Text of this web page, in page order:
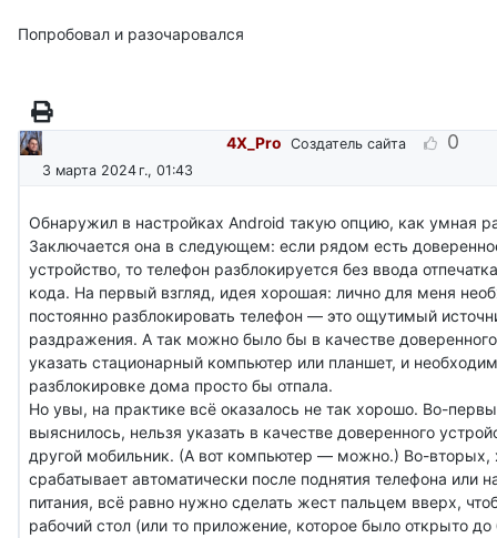
Попробовал и разочаровался
4X_Pro Создатель сайта 0
3 марта 2024 г., 01:43
Обнаружил в настройках Android такую опцию, как умная
Заключается она в следующем: если рядом есть
устройство, то телефон разблокируется без ввода
кода. На первый взгляд, идея хорошая: лично для меня
постоянно разблокировать телефон — это ощутимый
раздражения. А так можно было бы в качестве
указать стационарный компьютер или планшет, и
разблокировке дома просто бы отпала.
Но увы, на практике всё оказалось не так хорошо. Во-
выяснилось, нельзя указать в качестве доверенного
другой мобильник. (А вот компьютер — можно.) Во-вторых,
срабатывает автоматически после поднятия телефона или
питания, всё равно нужно сделать жест пальцем вверх,
рабочий стол (или то приложение, которое было открыто